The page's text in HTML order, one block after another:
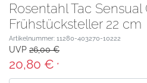
Rosentahl Tac
Frühstücksteller 22 cm
Artikelnummer: 11280-403270-10222
UVP 26,00 €
20,80 € *